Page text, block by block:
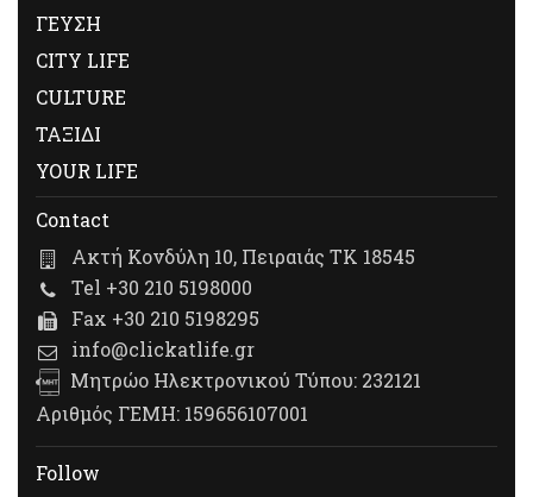
ΓΕΥΣΗ
CITY LIFE
CULTURE
ΤΑΞΙΔΙ
YOUR LIFE
Contact
Ακτή Κονδύλη 10, Πειραιάς ΤΚ 18545
Tel +30 210 5198000
Fax +30 210 5198295
info@clickatlife.gr
Μητρώο Ηλεκτρονικού Τύπου: 232121
Αριθμός ΓΕΜΗ: 159656107001
Follow